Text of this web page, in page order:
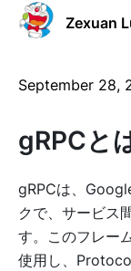
Zexuan
September 28,
gRPCと
gRPCは、
クで、サービス
す。このフレー
使用し、